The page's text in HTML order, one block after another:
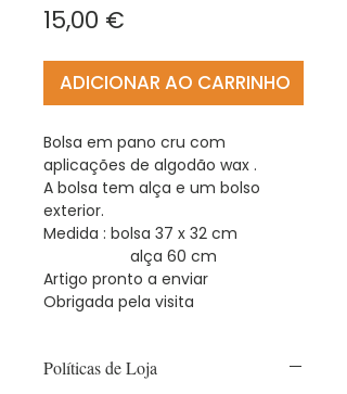
15,00 €
ADICIONAR AO CARRINHO
Bolsa em pano cru com
aplicações de algodão wax .
A bolsa tem alça e um bolso
exterior.
Medida : bolsa 37 x 32 cm
alça 60 cm
Artigo pronto a enviar
Obrigada pela visita
Políticas de Loja